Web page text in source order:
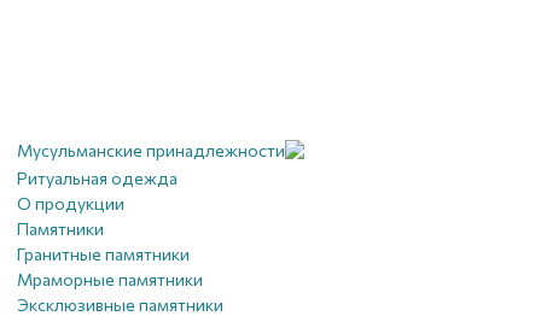
Мусульманские принадлежности
Ритуальная одежда
О продукции
Памятники
Гранитные памятники
Мраморные памятники
Эксклюзивные памятники